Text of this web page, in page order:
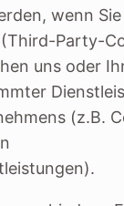
wenn
Party-
uns oder
(z.B.